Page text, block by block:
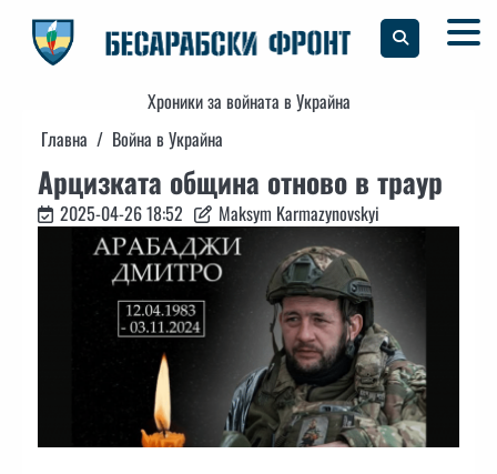
content
Хроники за войната в Украйна
Главна
Война в Украйна
Арцизката община отново в траур
2025-04-26 18:52 Maksym Karmazynovskyi